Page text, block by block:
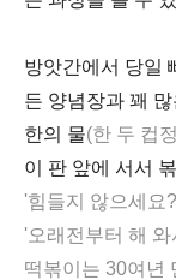
방앗간에서 당일
든 양념장과 꽤
한의 물(한 두 컵
이 판 앞에 서서
'힘들지 않으세요
'오래전부터 해
떡볶이는 30여년